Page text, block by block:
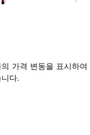
가격 변동을 표시하여
다.